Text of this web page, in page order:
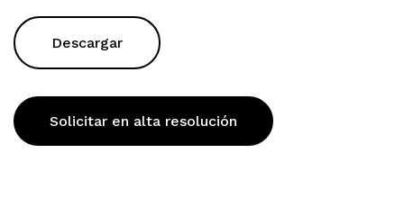
Descargar
Solicitar en alta resolución